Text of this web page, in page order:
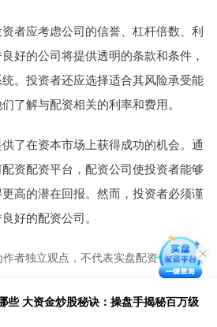
者应考虑公司的信誉、杠杆倍数、利
好的公司将提供透明的条款和条件，
。投资者还应选择适合其风险承受能
了解与配资相关的利率和费用。
了在资本市场上获得成功的机会。通
资配资平台，配资公司使投资者能够
高的潜在回报。然而，投资者必须谨
好的配资公司。
者独立观点，不代表实盘配资公司观点
些 大资金炒股秘诀：操盘手揭秘百万级